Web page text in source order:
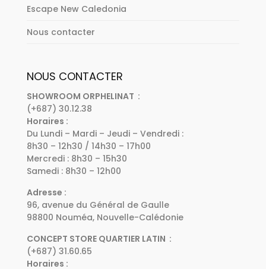
Escape New Caledonia
Nous contacter
NOUS CONTACTER
SHOWROOM ORPHELINAT :
(+687) 30.12.38
Horaires :
Du Lundi – Mardi – Jeudi – Vendredi :
8h30 – 12h30 / 14h30 – 17h00
Mercredi : 8h30 – 15h30
Samedi : 8h30 – 12h00
Adresse :
96, avenue du Général de Gaulle
98800 Nouméa, Nouvelle-Calédonie
CONCEPT STORE QUARTIER LATIN :
(+687) 31.60.65
Horaires :